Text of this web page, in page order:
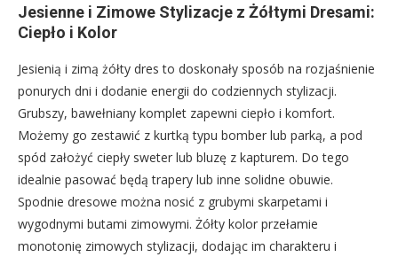
Jesienne i Zimowe Stylizacje z Żółtymi Dresami:
Ciepło i Kolor
Jesienią i zimą żółty dres to doskonały sposób na rozjaśnienie
ponurych dni i dodanie energii do codziennych stylizacji.
Grubszy, bawełniany komplet zapewni ciepło i komfort.
Możemy go zestawić z kurtką typu bomber lub parką, a pod
spód założyć ciepły sweter lub bluzę z kapturem. Do tego
idealnie pasować będą trapery lub inne solidne obuwie.
Spodnie dresowe można nosić z grubymi skarpetami i
wygodnymi butami zimowymi. Żółty kolor przełamie
monotonię zimowych stylizacji, dodając im charakteru i